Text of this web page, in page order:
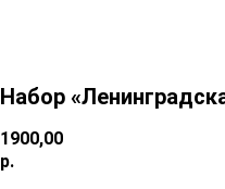
Набор
1900,00
р.